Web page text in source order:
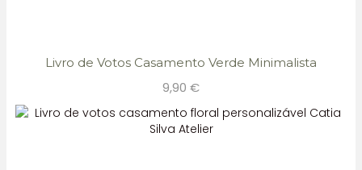
Livro de Votos Casamento Verde Minimalista
9,90 €